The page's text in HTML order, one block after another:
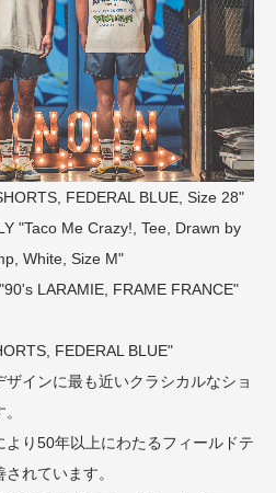
FEDERAL BLUE, Size 28"
"Taco Me Crazy!, Tee, Drawn by
White, Size M"
LARAMIE, FRAME FRANCE"
FEDERAL BLUE"
インに最も近いクラシカルなショ
り50年以上にわたるフィールドテ
れています。